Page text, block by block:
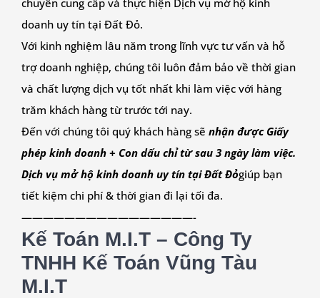
doanh uy tín tại Đất Đỏ.
Với kinh nghiệm lâu năm trong lĩnh vực tư vấn và hỗ
trợ doanh nghiệp, chúng tôi luôn đảm bảo về thời gian
và chất lượng dịch vụ tốt nhất khi làm việc với hàng
trăm khách hàng từ trước tới nay.
Đến với chúng tôi quý khách hàng sẽ nhận được Giấy
phép kinh doanh + Con dấu chỉ từ sau 3 ngày làm việc.
Dịch vụ mở hộ kinh doanh uy tín tạiĐất Đỏgiúp bạn
tiết kiệm chi phí & thời gian đi lại tối đa.
————————————————-
Kế Toán M.I.T – Công Ty
TNHH Kế Toán Vũng Tàu
M.I.T